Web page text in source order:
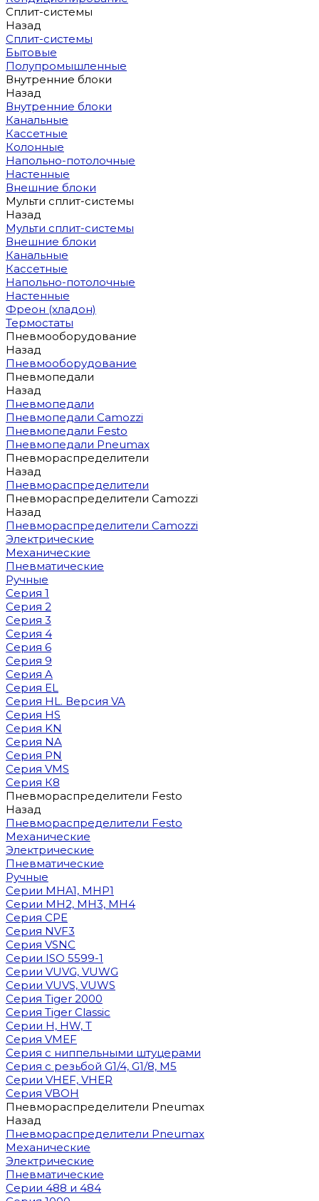
Сплит-системы
Назад
Сплит-системы
Бытовые
Полупромышленные
Внутренние блоки
Назад
Внутренние блоки
Канальные
Кассетные
Колонные
Напольно-потолочные
Настенные
Внешние блоки
Мульти сплит-системы
Назад
Мульти сплит-системы
Внешние блоки
Канальные
Кассетные
Напольно-потолочные
Настенные
Фреон (хладон)
Термостаты
Пневмооборудование
Назад
Пневмооборудование
Пневмопедали
Назад
Пневмопедали
Пневмопедали Camozzi
Пневмопедали Festo
Пневмопедали Pneumax
Пневмораспределители
Назад
Пневмораспределители
Пневмораспределители Camozzi
Назад
Пневмораспределители Camozzi
Электрические
Механические
Пневматические
Ручные
Серия 1
Серия 2
Серия 3
Серия 4
Серия 6
Серия 9
Серия A
Серия EL
Серия HL. Версия VA
Серия HS
Серия KN
Серия NA
Серия PN
Серия VMS
Серия К8
Пневмораспределители Festo
Назад
Пневмораспределители Festo
Механические
Электрические
Пневматические
Ручные
Cерии MHA1, MHP1
Cерии MH2, MH3, MH4
Cерия CPE
Серия NVF3
Серия VSNC
Серии ISO 5599-1
Серии VUVG, VUWG
Серии VUVS, VUWS
Серия Tiger 2000
Серия Tiger Classic
Серии H, HW, T
Серия VMEF
Серия с ниппельными штуцерами
Серия с резьбой G1/4, G1/8, М5
Серии VHEF, VHER
Серия VBOH
Пневмораспределители Pneumax
Назад
Пневмораспределители Pneumax
Механические
Электрические
Пневматические
Серии 488 и 484